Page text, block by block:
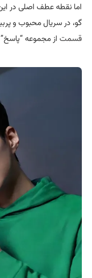
اما نقطه عطف اصلی در
گو، در سریال محبوب و پربیننده “پاسخ
قسمت از مجموعه